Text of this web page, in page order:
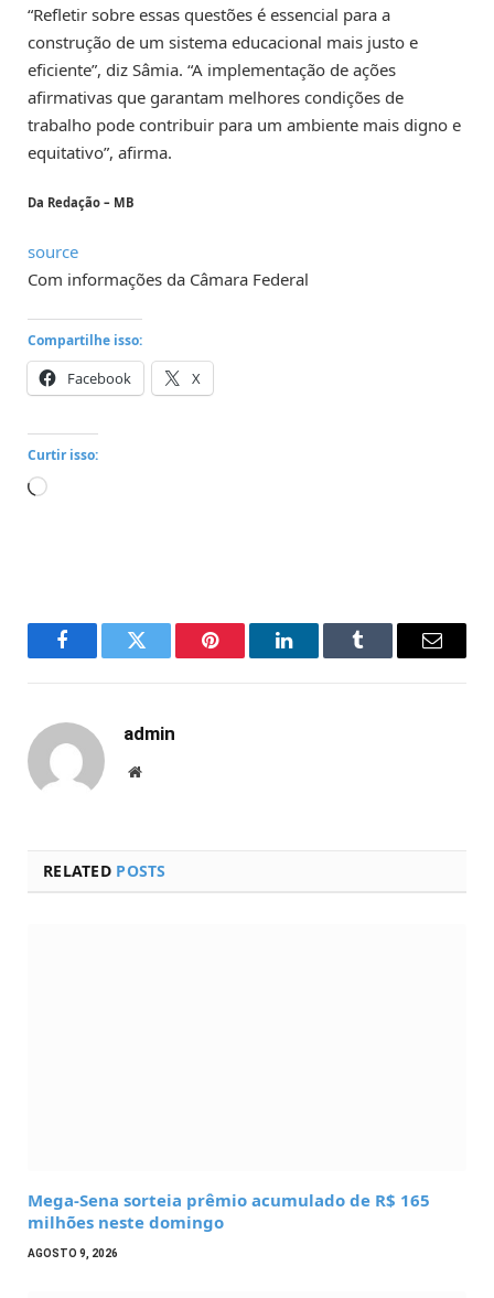
“Refletir sobre essas questões é essencial para a
construção de um sistema educacional mais justo e
eficiente”, diz Sâmia. “A implementação de ações
afirmativas que garantam melhores condições de
trabalho pode contribuir para um ambiente mais digno e
equitativo”, afirma.
Da Redação – MB
source
Com informações da Câmara Federal
Compartilhe isso:
Facebook X
Curtir isso:
Carregando...
FacebookTwitter Pinterest LinkedInTumblr Email
admin
Website
RELATED POSTS
Mega-Sena sorteia prêmio acumulado de R$ 165
milhões neste domingo
AGOSTO 9, 2026